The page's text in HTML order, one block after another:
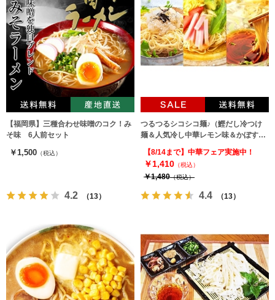
【福岡県】三種合わせ味噌のコク！み
そ味 6人前セット
￥1,500 （税込）
4.2 （13）
つるつるシコシコ麺♪（鰹だし冷つけ
麺＆人気冷し中華レモン味＆かぼす
味）詰め合せ！（3種6人前）
【8/14まで】中華フェア実施中！
￥1,410 （税込）
￥1,480（税込）
4.4 （13）